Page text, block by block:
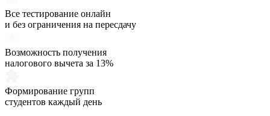
Все тестирование онлайн
и без ограничения на пересдачу
Возможность получения
налогового вычета за 13%
Формирование групп
студентов каждый день